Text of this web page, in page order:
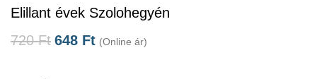
Elillant évek Szolohegyén
720Ft 648 Ft (Online ár)